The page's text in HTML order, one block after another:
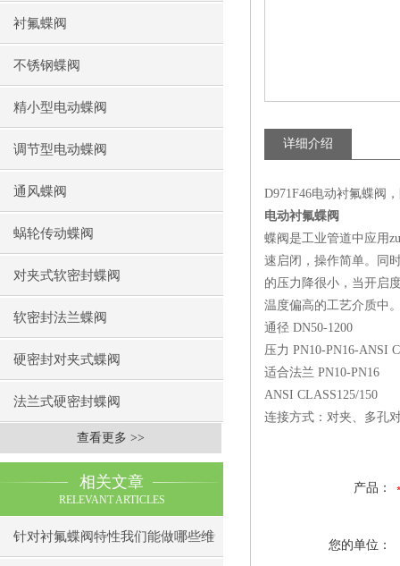
衬氟蝶阀
不锈钢蝶阀
精小型电动蝶阀
调节型电动蝶阀
通风蝶阀
蜗轮传动蝶阀
对夹式软密封蝶阀
软密封法兰蝶阀
硬密封对夹式蝶阀
法兰式硬密封蝶阀
查看更多 >>
相关文章
RELEVANT ARTICLES
针对衬氟蝶阀特性我们能做哪些维
详细介绍
D971F46电动衬氟蝶阀
电动衬氟蝶阀
蝶阀是工业管道中应用
速启闭，操作简单。同
的压力降很小，当开启
温度偏高的工艺介质中
通径 DN50-1200
压力 PN10-PN16-ANSI
适合法兰 PN10-PN16
ANSI CLASS125/150
连接方式：对夹、多孔
产品：
您的单位：